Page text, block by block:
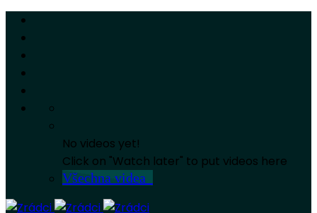
No videos yet!
Click on "Watch later" to put videos here
Všechna videa